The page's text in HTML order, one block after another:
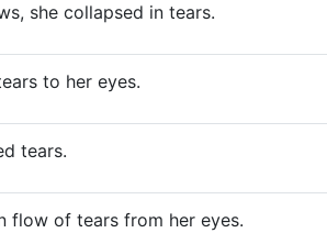
she collapsed in tears.
to her eyes.
tears.
flow of tears from her eyes.